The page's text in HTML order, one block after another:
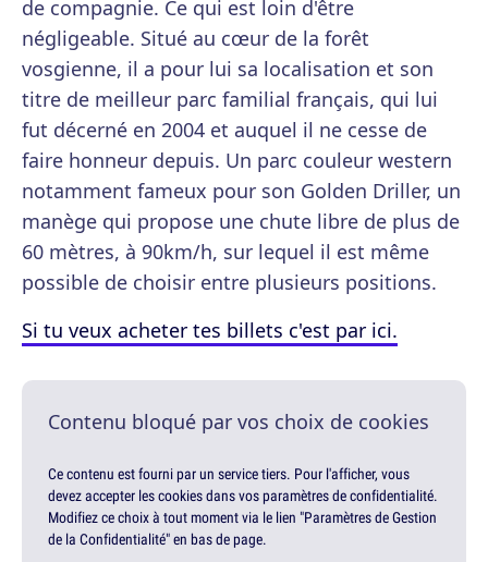
de compagnie. Ce qui est loin d'être
négligeable. Situé au cœur de la forêt
vosgienne, il a pour lui sa localisation et son
titre de meilleur parc familial français, qui lui
fut décerné en 2004 et auquel il ne cesse de
faire honneur depuis. Un parc couleur western
notamment fameux pour son Golden Driller, un
manège qui propose une chute libre de plus de
60 mètres, à 90km/h, sur lequel il est même
possible de choisir entre plusieurs positions.
Si tu veux acheter tes billets c'est par ici.
Contenu bloqué par vos choix de cookies
Ce contenu est fourni par un service tiers. Pour l'afficher, vous
devez accepter les cookies dans vos paramètres de confidentialité.
Modifiez ce choix à tout moment via le lien "Paramètres de Gestion
de la Confidentialité" en bas de page.